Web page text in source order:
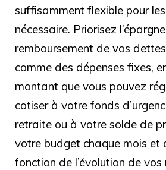
suffisamment flexible pour
nécessaire. Priorisez
remboursement de vos
comme des dépenses fixes,
montant que vous pouvez
cotiser à votre fonds
retraite ou à votre solde de
votre budget chaque mois et
fonction de l’évolution de vos